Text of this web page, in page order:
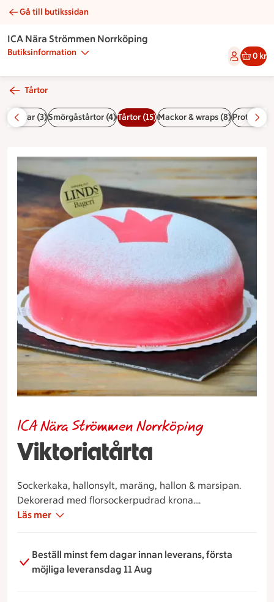
Viktoriatårta | Catering ICA Nära Strömmen Norrköping
Gå till butikssidan
ICA Nära Strömmen Norrköping
Butiksinformation 0 kr
Tårtor
(3)Smörgåstårtor (4)Tårtor (15)Mackor & wraps (8)Protein (4)
Viktoriatårta
ICA Nära Strömmen Norrköping
Sockerkaka, hallonsylt, maräng, hallon & marsipan.
Dekorerad med florsockerpudrad krona.
(Innehåller: Gluten, Laktos, Mandel. Innehåller ej
Läs mer
Beställ minst fem dagar innan leverans, första
möjliga leveransdag 11 Aug